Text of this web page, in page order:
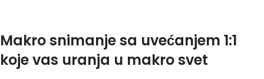
Makro snimanje sa uvećanjem 1:1
koje vas uranja u makro svet